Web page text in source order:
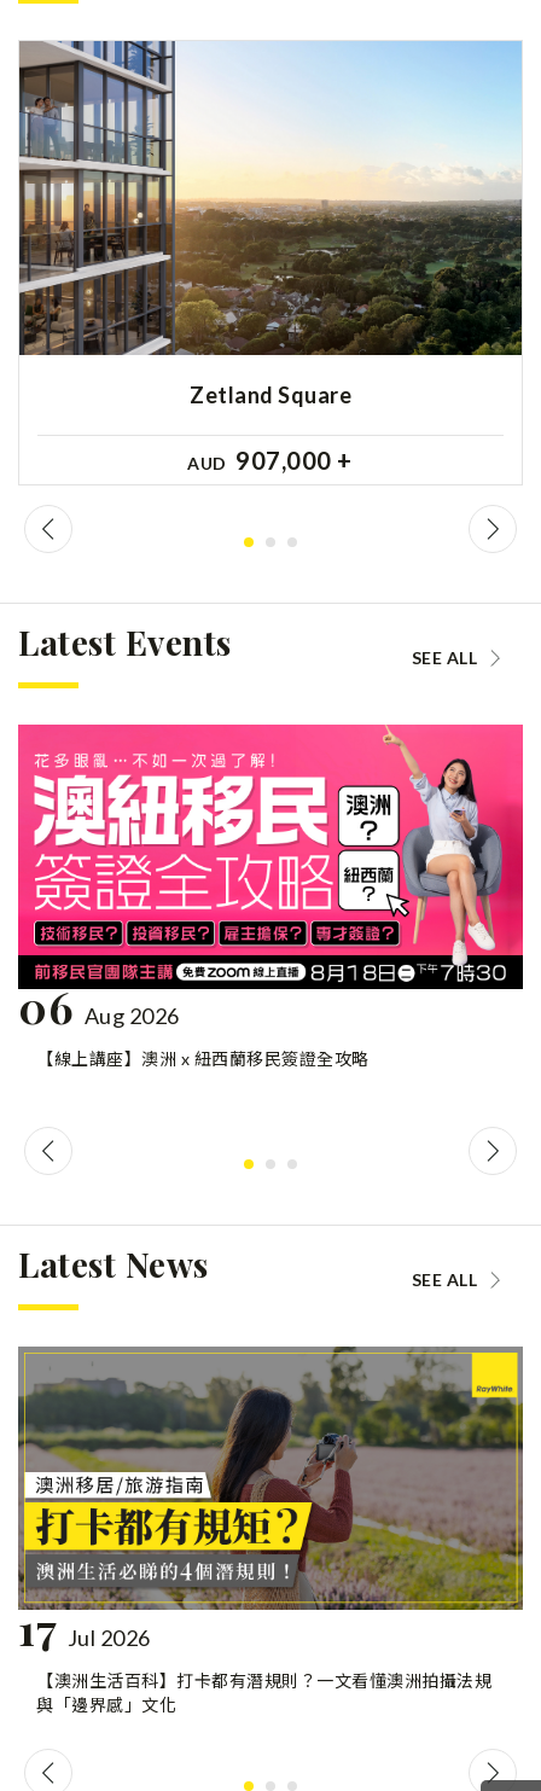
Zetland Square
AUD 907,000 +
Latest Events SEE ALL
06 Aug 2026
【線上講座】澳洲 x 紐西蘭移民簽證全攻略
Latest News SEE ALL
17 Jul 2026
【澳洲生活百科】打卡都有潛規則？一文看懂澳洲拍攝法規
與「邊界感」文化